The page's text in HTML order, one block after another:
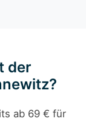
der
ab 69 € für